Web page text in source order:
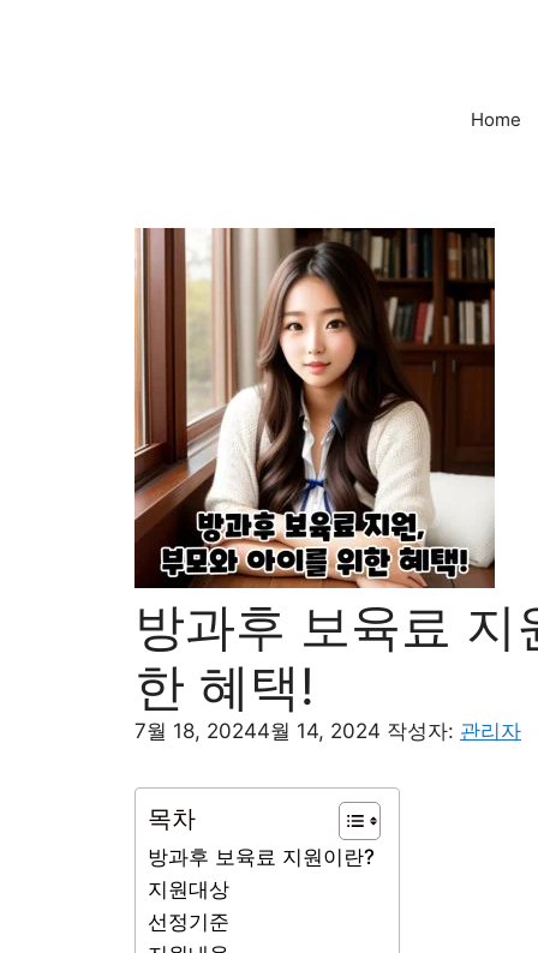
Home
방과후 보육료
한 혜택!
7월 18, 20244월 14, 2024 작성자: 관리자
목차
방과후 보육료 지원이란?
지원대상
선정기준